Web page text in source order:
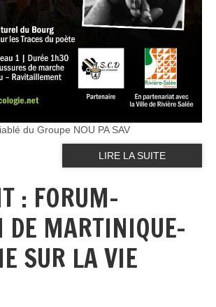
du Groupe NOU PA SAV
LIRE LA SUITE
: FORUM-
DE MARTINIQUE-
SUR LA VIE